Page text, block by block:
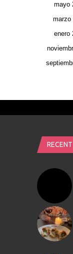
mayo
marzo
enero